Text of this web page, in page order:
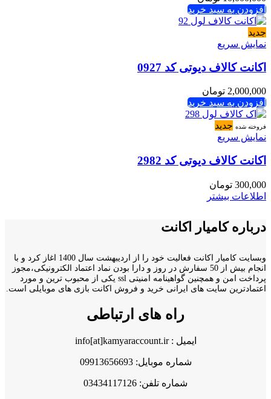
افزودن به سبد خرید
جدید
نمایش سریع
اکانت کالاف دیوتی کد 0927
2,000,000 تومان
افزودن به سبد خرید
فروخته شده جدید
نمایش سریع
اکانت کالاف دیوتی کد 2982
300,000 تومان
اطلاعات بیشتر
درباره کامیار اکانت
وبسایت کامیار اکانت فعالیت خود را از اردیبهشت سال 1400 اغاز کرد و با
انجام بیش از 50 سفارش در روز و دارا بودن نماد اعتماد الکترونیکی،مجوز
پرداخت امن و همچنین گواهینامه امنیتی ssl یکی از محبوب ترین و مورد
اعتمادترین سایت های ایرانی خرید و فروش اکانت بازی های موبایلی است.
راه های ارتباطی
ایمیل : info[at]kamyaraccount.ir
شماره موبایل: 09913656693
شماره تلفن: 03434117126